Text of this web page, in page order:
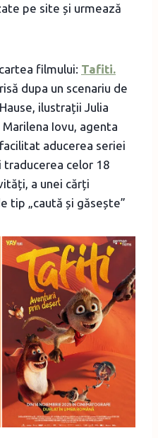
pe site și urmează
filmului: Tafiti.
dupa un scenariu de
ilustrații Julia
Iovu, agenta
aducerea seriei
traducerea celor 18
a unei cărți
tip „caută și găsește”